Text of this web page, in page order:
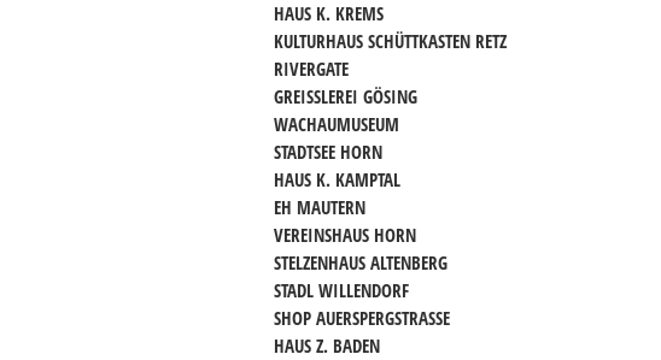
HAUS K. KREMS
KULTURHAUS SCHÜTTKASTEN RETZ
RIVERGATE
GREISSLEREI GÖSING
WACHAUMUSEUM
STADTSEE HORN
HAUS K. KAMPTAL
EH MAUTERN
VEREINSHAUS HORN
STELZENHAUS ALTENBERG
STADL WILLENDORF
SHOP AUERSPERGSTRASSE
HAUS Z. BADEN